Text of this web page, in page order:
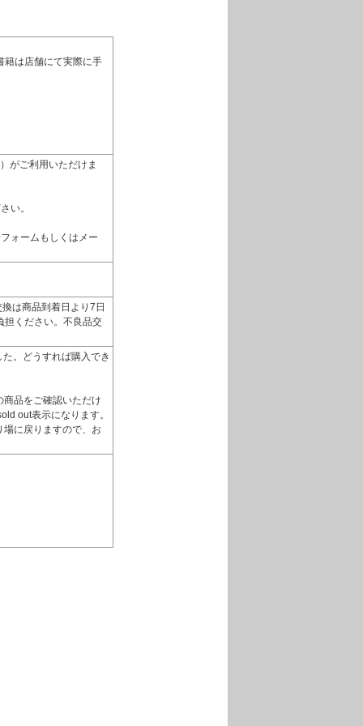
籍は店舗にて実際に手
がご利用いただけま
い。
ォームもしくはメー
は商品到着日より7日
担ください。不良品交
。どうすれば購入でき
品をご確認いただけ
out表示になります。
に戻りますので、お